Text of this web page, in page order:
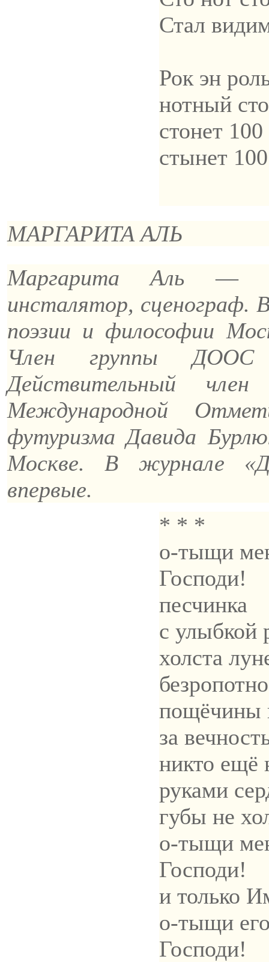
Стал
Рок эн
нотный
стонет 100
стынет
МАРГАРИТА АЛЬ
Маргарита Аль —
инсталятор, сценограф.
поэзии и философии
Член группы ДООС
Действительный
Международной
футуризма Давида
Москве. В журнале
впервые.
* * *
о-тыщи
Господи!
песчинка
с улыбкой
холста
пощёчины
за
никто ещё
руками
губы не
о-тыщи
Господи!
и только
о-тыщи
Господи!